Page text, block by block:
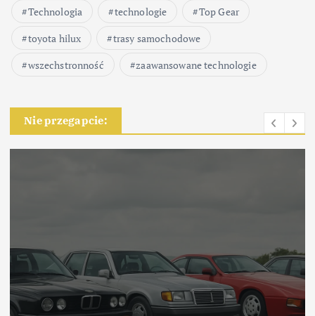
Technologia
technologie
Top Gear
toyota hilux
trasy samochodowe
wszechstronność
zaawansowane technologie
Nie przegapcie: